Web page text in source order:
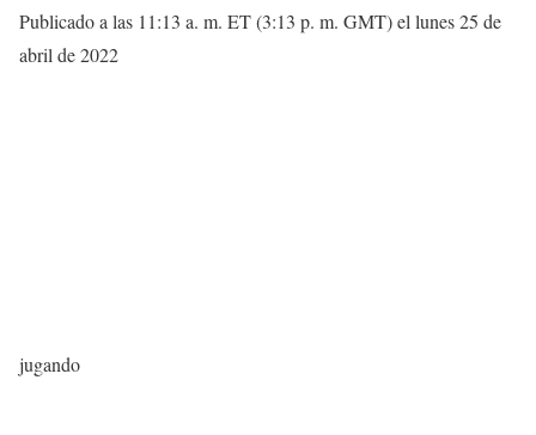
Publicado a las 11:13 a. m. ET (3:13 p. m. GMT) el lunes 25 de
abril de 2022
jugando